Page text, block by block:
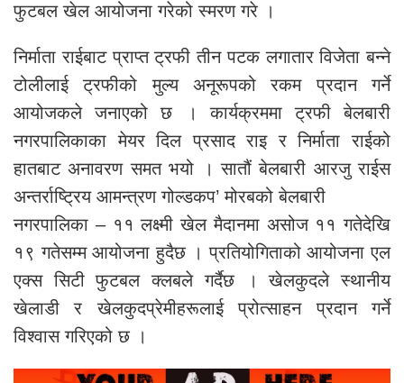
फुटबल खेल आयोजना गरेको स्मरण गरे ।
निर्माता राईबाट प्राप्त ट्रफी तीन पटक लगातार विजेता बन्ने
टोलीलाई ट्रफीको मुल्य अनूरूपको रकम प्रदान गर्ने
आयोजकले जनाएको छ । कार्यक्रममा ट्रफी बेलबारी
नगरपालिकाका मेयर दिल प्रसाद राइ र निर्माता राईको
हातबाट अनावरण समत भयो । सातौं बेलबारी आरजु राईस
अन्तर्राष्ट्रिय आमन्त्रण गोल्डकप’ मोरबको बेलबारी
नगरपालिका – ११ लक्ष्मी खेल मैदानमा असोज ११ गतेदेखि
१९ गतेसम्म आयोजना हुदैछ । प्रतियोगिताको आयोजना एल
एक्स सिटी फुटबल क्लबले गर्दैछ । खेलकुदले स्थानीय
खेलाडी र खेलकुदप्रेमीहरूलाई प्रोत्साहन प्रदान गर्ने
विश्वास गरिएको छ ।